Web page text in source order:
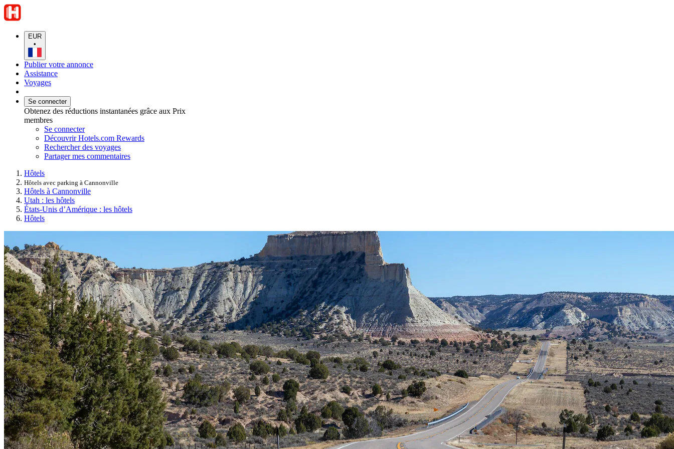
EUR
•
Publier votre annonce
Assistance
Voyages
Se connecter
Obtenez des réductions instantanées grâce aux Prix
membres
Se connecter
Découvrir Hotels.com Rewards
Rechercher des voyages
Partager mes commentaires
Hôtels
Hôtels avec parking à Cannonville
Hôtels à Cannonville
Utah : les hôtels
États-Unis d’Amérique : les hôtels
Hôtels